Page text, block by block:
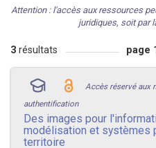
Attention : l'accès aux ressources
juridiques, soit par
3 résultats page
Accès réservé aux
authentification
Des images pour
modélisation et systèmes
territoire